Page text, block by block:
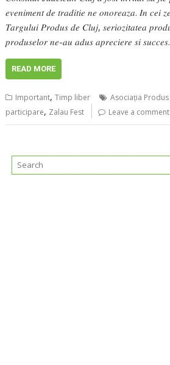
𝑒𝑣𝑒𝑛𝑖𝑚𝑒𝑛𝑡 𝑑𝑒 𝑡𝑟𝑎𝑑𝑖𝑡𝑖𝑒 𝑛𝑒 𝑜𝑛𝑜𝑟𝑒𝑎𝑧𝑎. 𝐼𝑛 𝑐𝑒𝑖
𝑇𝑎𝑟𝑔𝑢𝑙𝑢𝑖 𝑃𝑟𝑜𝑑𝑢𝑠 𝑑𝑒 𝐶𝑙𝑢𝑗, 𝑠𝑒𝑟𝑖𝑜𝑧𝑖𝑡𝑎𝑡𝑒𝑎
𝑝𝑟𝑜𝑑𝑢𝑠𝑒𝑙𝑜𝑟 𝑛𝑒-𝑎𝑢 𝑎𝑑𝑢𝑠 𝑎𝑝𝑟𝑒𝑐𝑖𝑒𝑟𝑒 𝑠𝑖
READ MORE
Important,Timp liber Asociația Produs
participare, Zalau Fest Leave a comment